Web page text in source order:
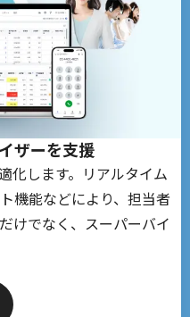
ザーを支援
化します。リアルタイム
機能などにより、担当者
けでなく、スーパーバイ